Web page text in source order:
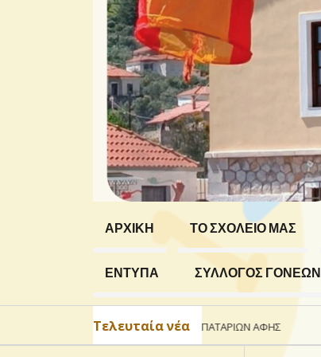
ΑΡΧΙΚΗ ΤΟ ΣΧΟΛΕΙΟ ΜΑΣ
ΕΝΤΥΠΑ ΣΥΛΛΟΓΟΣ ΓΟΝΕΩΝ
ΑΝΑΚΎΚΛΩΣΗ ΜΠΑΤΑΡΙΏΝ ΑΦΗΣ
Τελευταία νέα